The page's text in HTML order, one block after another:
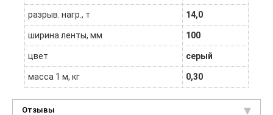
разрыв. нагр., т 14,0
ширина ленты, мм 100
цвет серый
масса 1 м, кг 0,30
Отзывы